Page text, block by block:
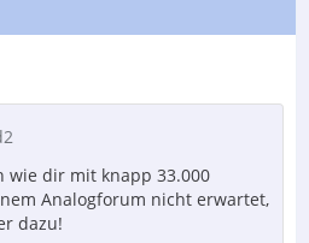
wie dir mit knapp 33.000
Analogforum nicht erwartet,
dazu!